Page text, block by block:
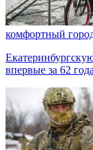
комфортный
впервые за 62